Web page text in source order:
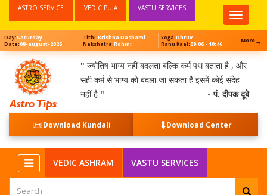
Top
Menu
ASTRO SERVICE VEDIC PUJA VASTU SERVICES
Day:Saturday
Date:08-august-2026
Tithi:Krishna Dashami
Nakshatra:Rohini
Yoga:Dhruv
Rahu Kaal:09:06 - 10:46 More→
" ज्योतिष भाग्य नहीं बदलता बल्कि कर्म पथ बताता है , और
सही कर्म से भाग्य को बदला जा सकता है इसमें कोई संदेह
नहीं है " - पं. दीपक दूबे
📜Download Kundali ⬇️Download Center
VEDIC ASHRAM VASTU SERVICES